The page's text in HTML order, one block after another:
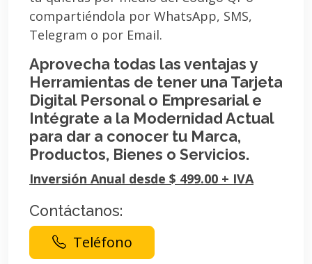
compartiéndola por WhatsApp, SMS,
Telegram o por Email.
Aprovecha todas las ventajas y
Herramientas de tener una Tarjeta
Digital Personal o Empresarial e
Intégrate a la Modernidad Actual
para dar a conocer tu Marca,
Productos, Bienes o Servicios.
Inversión Anual desde $ 499.00 + IVA
Contáctanos:
Teléfono